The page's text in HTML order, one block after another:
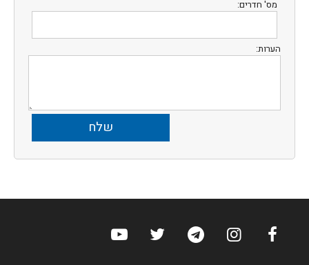
מס' חדרים:
הערות:
ערוץ הפייסבוק של הוטלס
ערוץ האינסטגרם של הוטלס
ערוץ הטלגרם של הוטלס
ערוץ טוויטר של הוטלס
ערוץ היוטיוב של